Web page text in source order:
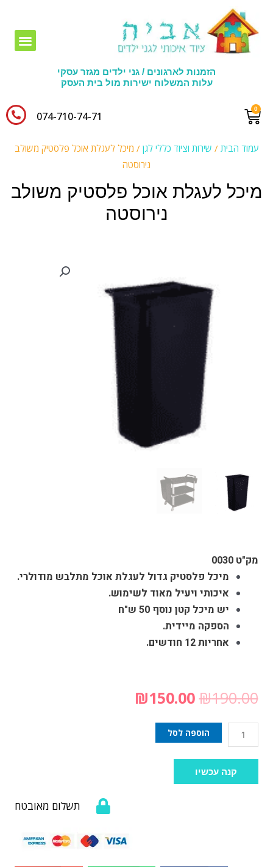
הזמנות לארגונים / גני ילדים מגזר עסקי
עלות המשלוח ישירות מול בית העסק
074-710-74-71​
עמוד הבית / שירות וציוד כללי לגן / מיכל לעגלת אוכל פלסטיק משולב
נירוסטה
מיכל לעגלת אוכל פלסטיק משולב
נירוסטה
מק"ט 0030
מיכל פלסטיק גדול לעגלת אוכל מתלבש מודולרי.
איכותי ויעיל מאוד לשימוש.
יש מיכל קטן נוסף 50 ש"ח
הספקה מיידית.
אחריות 12 חודשים.
₪190.00
₪150.00
הוספה לסל
קנה עכשיו
תשלום מאובטח